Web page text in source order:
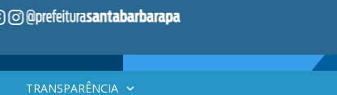
TRANSPARÊNCIA